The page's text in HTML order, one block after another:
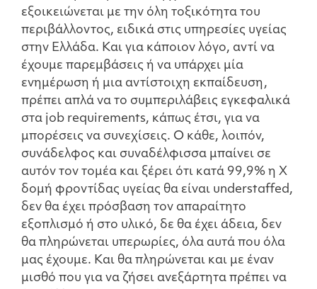
εξοικειώνεται με την όλη τοξικότητα του
περιβάλλοντος, ειδικά στις υπηρεσίες υγείας
στην Ελλάδα. Και για κάποιον λόγο, αντί να
έχουμε παρεμβάσεις ή να υπάρχει μία
ενημέρωση ή μια αντίστοιχη εκπαίδευση,
πρέπει απλά να το συμπεριλάβεις εγκεφαλικά
στα job requirements, κάπως έτσι, για να
μπορέσεις να συνεχίσεις. Ο κάθε, λοιπόν,
συνάδελφος και συναδέλφισσα μπαίνει σε
αυτόν τον τομέα και ξέρει ότι κατά 99,9% η Χ
δομή φροντίδας υγείας θα είναι understaffed,
δεν θα έχει πρόσβαση τον απαραίτητο
εξοπλισμό ή στο υλικό, δε θα έχει άδεια, δεν
θα πληρώνεται υπερωρίες, όλα αυτά που όλα
μας έχουμε. Και θα πληρώνεται και με έναν
μισθό που για να ζήσει ανεξάρτητα πρέπει να